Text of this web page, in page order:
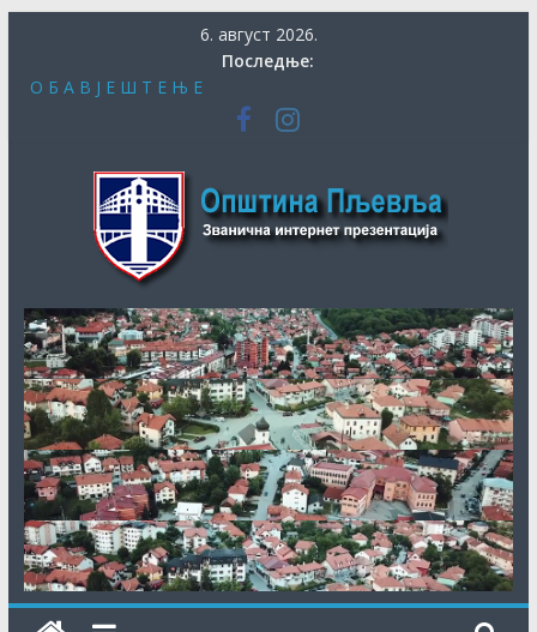
цонтент
6. август 2026.
Последње:
О Б А В Ј Е Ш Т Е Њ Е
СЕКРЕТАРИЈАТ ЗА КУЛТУРУ, СОЦИЈАЛНА И ДРУГА
ПИТАЊА ОБЕЗБИЈЕДИО ДОДАТНА СРЕДСТВА ЗА
ЈУБИЛАРНУ МАНИФЕСТАЦИЈУ „40. ДАНИ ХУМОРА И
САТИРЕ ВУКО БЕЗАРЕВИЋ“
ДАНАС ПОЧИЊЕ ПРИЈАВА ЗА СУБВЕНЦИЈЕ ЗА НАБАВКУ
ОБАВЈЕШТЕЊЕ О продужењу рока за додјелу подршке
“ за 2026.годину
КОНКУРС за књижевну награду за најбољу необјављену
књигу и за најбољу необјављену пјесму о завичају
Општина
Пљевља